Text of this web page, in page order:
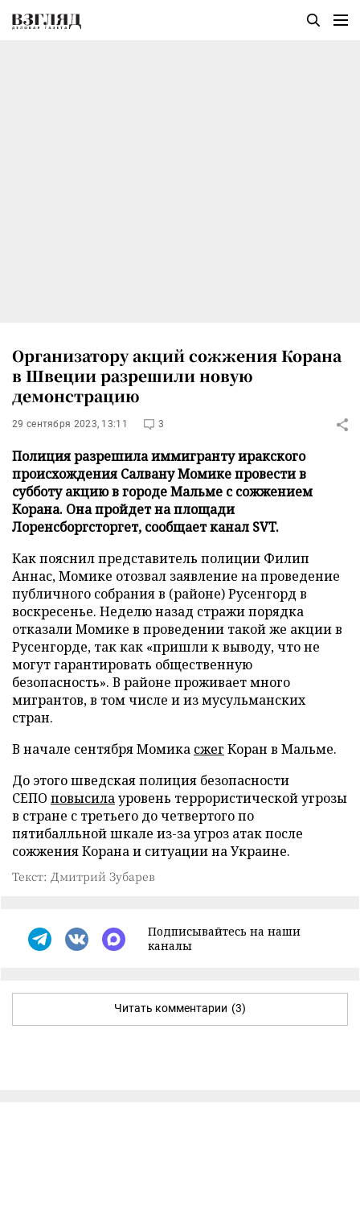
Организатору акций сожжения Корана
в Швеции разрешили новую
демонстрацию
29 сентября 2023, 13:11 3
Полиция разрешила иммигранту иракского
происхождения Салвану Момике провести в
субботу акцию в городе Мальме с сожжением
Корана. Она пройдет на площади
Лоренсборгсторгет, сообщает канал SVT.
Как пояснил представитель полиции Филип
Аннас, Момике отозвал заявление на проведение
публичного собрания в (районе) Русенгорд в
воскресенье. Неделю назад стражи порядка
отказали Момике в проведении такой же акции в
Русенгорде, так как «пришли к выводу, что не
могут гарантировать общественную
безопасность». В районе проживает много
мигрантов, в том числе и из мусульманских
стран.
В начале сентября Момика сжег Коран в Мальме.
До этого шведская полиция безопасности
СЕПО повысилауровень террористической угрозы
в стране с третьего до четвертого по
пятибалльной шкале из-за угроз атак после
сожжения Корана и ситуации на Украине.
Текст: Дмитрий Зубарев
Подписывайтесь на наши
каналы
Читать комментарии (3)